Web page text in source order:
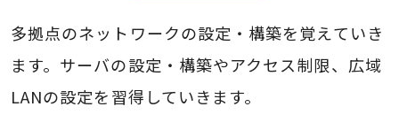
多拠点のネットワークの設定・構築を覚えていき
ます。サーバの設定・構築やアクセス制限、広域
LANの設定を習得していきます。